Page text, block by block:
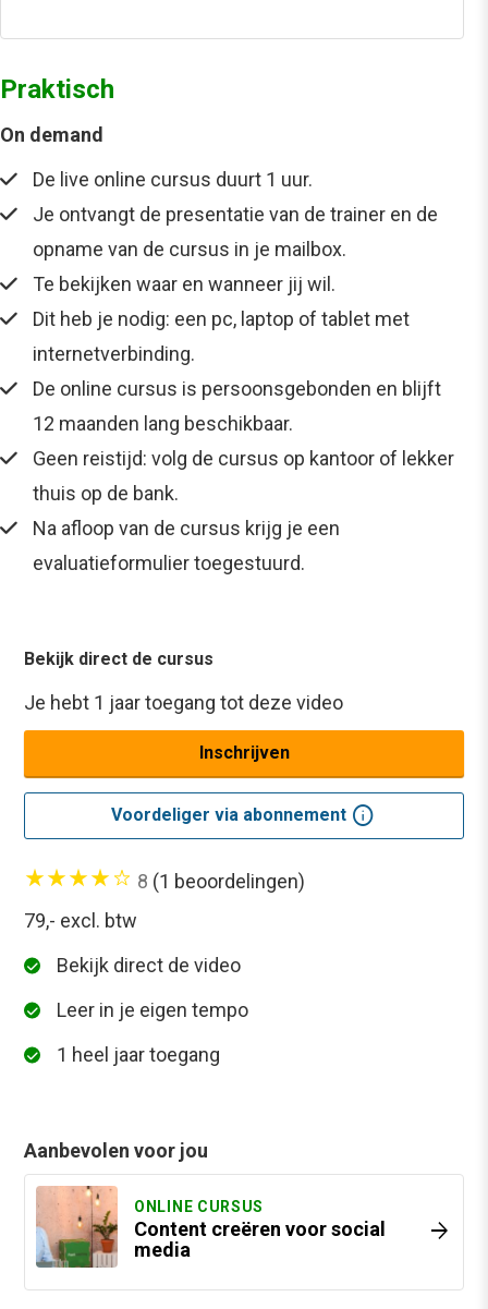
Praktisch
On demand
De live online cursus duurt 1 uur.
Je ontvangt de presentatie van de trainer en de
opname van de cursus in je mailbox.
Te bekijken waar en wanneer jij wil.
Dit heb je nodig: een pc, laptop of tablet met
internetverbinding.
De online cursus is persoonsgebonden en blijft
12 maanden lang beschikbaar.
Geen reistijd: volg de cursus op kantoor of lekker
thuis op de bank.
Na afloop van de cursus krijg je een
evaluatieformulier toegestuurd.
Bekijk direct de cursus
Je hebt 1 jaar toegang tot deze video
Inschrijven
Voordeliger via abonnement info
8 (1 beoordelingen)
79,- excl. btw
Bekijk direct de video
Leer in je eigen tempo
1 heel jaar toegang
Aanbevolen voor jou
ONLINE CURSUS
Content creëren voor social
media
arrow_forward